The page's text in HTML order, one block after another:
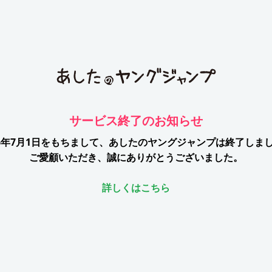
サービス終了のお知らせ
7月1日をもちまして、 あしたのヤングジャンプは終了しま
ご愛顧いただき、誠にありがとうございました。
詳しくはこちら